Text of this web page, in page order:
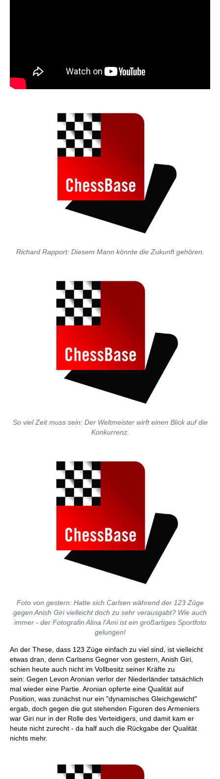
Richard Rapport: Diesem Mann könnte die Zukunft gehören.
So viel Zeit muss sein: Der Weltmeister wirft einen Blick auf die
Konkurrenz.
Foto von gestern: Hatte sich Carlsen während der 123 Züge
gegen Anish Giri vielleicht doch zu sehr verausgabt? Wie auch
immer - der Fotografin Alina l'Ami ist ein großartiges Sportfoto
gelungen!
An der These, dass 123 Züge einfach zu viel sind, ist vielleicht
etwas dran, denn Carlsens Gegner von gestern, Anish Giri,
schien heute auch nicht im Vollbesitz seiner Kräfte zu
sein: Gegen Levon Aronian verlor der Niederländer tatsächlich
mal wieder eine Partie. Aronian opferte eine Qualität auf
Position, was zunächst nur ein "dynamisches Gleichgewicht"
ergab, doch gegen die gut stehenden Figuren des Armeniers
war Giri nur in der Rolle des Verteidigers, und damit kam er
heute nicht zurecht - da half auch die Rückgabe der Qualität
nichts mehr.